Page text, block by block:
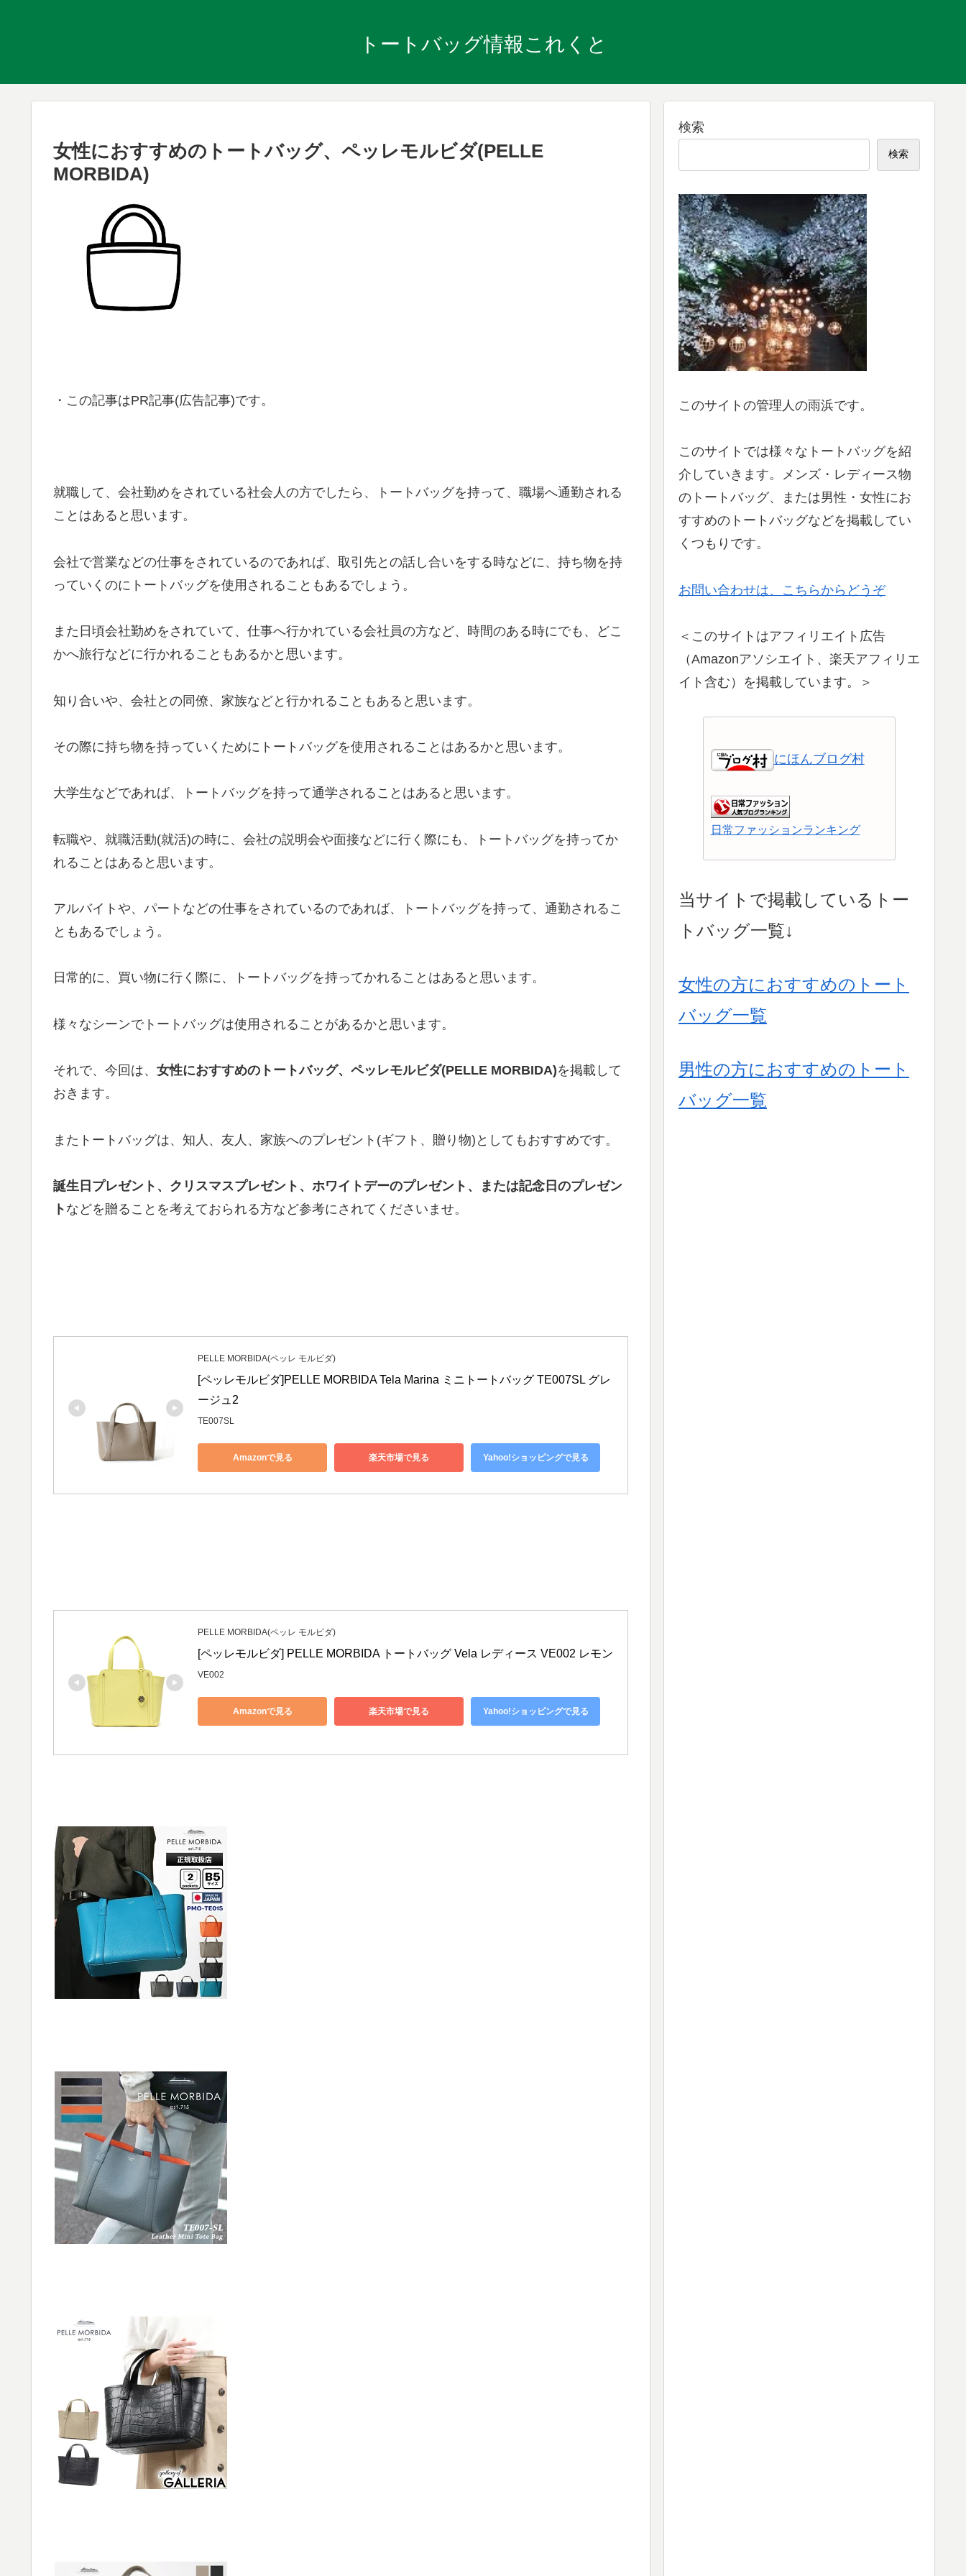
トートバッグ情報これくと
女性におすすめのトートバッグ、ペッレモルビダ(PELLE
MORBIDA)
・この記事はPR記事(広告記事)です。
就職して、会社勤めをされている社会人の方でしたら、トートバッグを持って、職場へ通勤される
ことはあると思います。
会社で営業などの仕事をされているのであれば、取引先との話し合いをする時などに、持ち物を持
っていくのにトートバッグを使用されることもあるでしょう。
また日頃会社勤めをされていて、仕事へ行かれている会社員の方など、時間のある時にでも、どこ
かへ旅行などに行かれることもあるかと思います。
知り合いや、会社との同僚、家族などと行かれることもあると思います。
その際に持ち物を持っていくためにトートバッグを使用されることはあるかと思います。
大学生などであれば、トートバッグを持って通学されることはあると思います。
転職や、就職活動(就活)の時に、会社の説明会や面接などに行く際にも、トートバッグを持ってか
れることはあると思います。
アルバイトや、パートなどの仕事をされているのであれば、トートバッグを持って、通勤されるこ
ともあるでしょう。
日常的に、買い物に行く際に、トートバッグを持ってかれることはあると思います。
様々なシーンでトートバッグは使用されることがあるかと思います。
それで、今回は、 女性におすすめのトートバッグ、ペッレモルビダ(PELLE MORBIDA)を掲載して
おきます。
またトートバッグは、知人、友人、家族へのプレゼント(ギフト、贈り物)としてもおすすめです。
誕生日プレゼント、クリスマスプレゼント、ホワイトデーのプレゼント、または記念日のプレゼン
ト などを贈ることを考えておられる方など参考にされてくださいませ。
PELLE MORBIDA(ペッレ モルビダ)
[ペッレモルビダ]PELLE MORBIDA Tela Marina ミニトートバッグ TE007SL グレ
ージュ2
TE007SL
Amazonで見る 楽天市場で見る Yahoo!ショッピングで見る
PELLE MORBIDA(ペッレ モルビダ)
[ペッレモルビダ] PELLE MORBIDA トートバッグ Vela レディース VE002 レモン
VE002
Amazonで見る 楽天市場で見る Yahoo!ショッピングで見る
検索
検索
このサイトの管理人の雨浜です。
このサイトでは様々なトートバッグを紹
介していきます。メンズ・レディース物
のトートバッグ、または男性・女性にお
すすめのトートバッグなどを掲載してい
くつもりです。
お問い合わせは、こちらからどうぞ
＜このサイトはアフィリエイト広告
（Amazonアソシエイト、楽天アフィリエ
イト含む）を掲載しています。＞
にほんブログ村
日常ファッションランキング
当サイトで掲載しているトー
トバッグ一覧↓
女性の方におすすめのトート
バッグ一覧
男性の方におすすめのトート
バッグ一覧